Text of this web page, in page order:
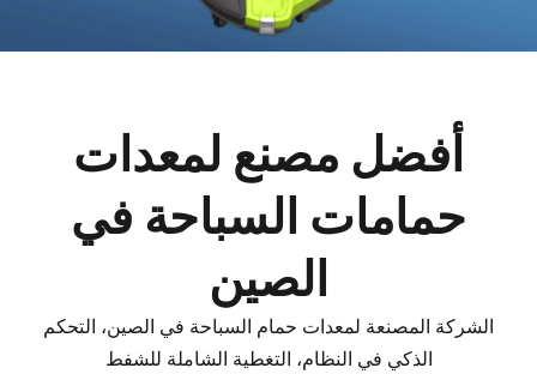
أفضل مصنع لمعدات
حمامات السباحة في
الصين
الشركة المصنعة لمعدات حمام السباحة في الصين، التحكم
الذكي في النظام، التغطية الشاملة للشفط